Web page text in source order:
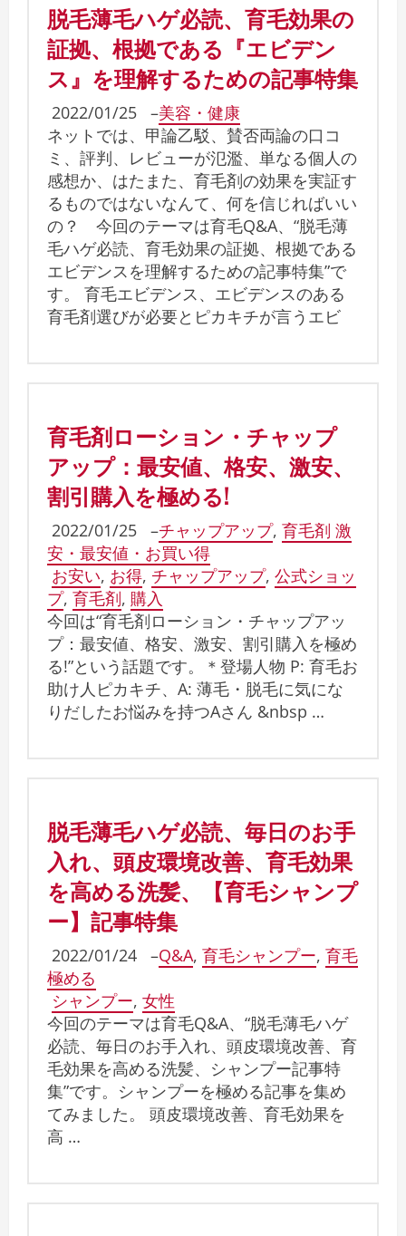
脱毛薄毛ハゲ必読、育毛効果の
証拠、根拠である『エビデン
ス』を理解するための記事特集
2022/01/25 –美容・健康
ネットでは、甲論乙駁、賛否両論の口コ
ミ、評判、レビューが氾濫、単なる個人の
感想か、はたまた、育毛剤の効果を実証す
るものではないなんて、何を信じればいい
の？ 今回のテーマは育毛Q&A、“脱毛薄
毛ハゲ必読、育毛効果の証拠、根拠である
エビデンスを理解するための記事特集”で
す。 育毛エビデンス、エビデンスのある
育毛剤選びが必要とピカキチが言うエビ
育毛剤ローション・チャップ
アップ：最安値、格安、激安、
割引購入を極める!
2022/01/25 –チャップアップ, 育毛剤 激
安・最安値・お買い得
お安い, お得, チャップアップ, 公式ショッ
プ, 育毛剤, 購入
今回は“育毛剤ローション・チャップアッ
プ：最安値、格安、激安、割引購入を極め
る!”という話題です。＊登場人物 P: 育毛お
助け人ピカキチ、A: 薄毛・脱毛に気にな
りだしたお悩みを持つAさん &nbsp …
脱毛薄毛ハゲ必読、毎日のお手
入れ、頭皮環境改善、育毛効果
を高める洗髪、【育毛シャンプ
ー】記事特集
2022/01/24 –Q&A, 育毛シャンプー, 育毛
極める
シャンプー, 女性
今回のテーマは育毛Q&A、“脱毛薄毛ハゲ
必読、毎日のお手入れ、頭皮環境改善、育
毛効果を高める洗髪、シャンプー記事特
集”です。シャンプーを極める記事を集め
てみました。 頭皮環境改善、育毛効果を
高 …